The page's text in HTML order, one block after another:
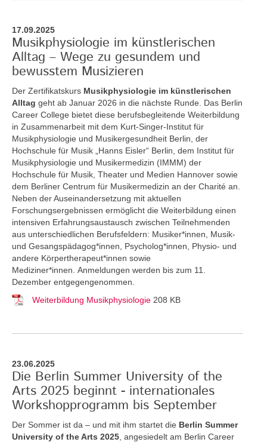
17.09.2025
Musikphysiologie im künstlerischen
Alltag – Wege zu gesundem und
bewusstem Musizieren
Der Zertifikatskurs Musikphysiologie im künstlerischen
Alltag geht ab Januar 2026 in die nächste Runde. Das Berlin
Career College bietet diese berufsbegleitende Weiterbildung
in Zusammenarbeit mit dem Kurt-Singer-Institut für
Musikphysiologie und Musikergesundheit Berlin, der
Hochschule für Musik „Hanns Eisler“ Berlin, dem Institut für
Musikphysiologie und Musikermedizin (IMMM) der
Hochschule für Musik, Theater und Medien Hannover sowie
dem Berliner Centrum für Musikermedizin an der Charité an.
Neben der Auseinandersetzung mit aktuellen
Forschungsergebnissen ermöglicht die Weiterbildung einen
intensiven Erfahrungsaustausch zwischen Teilnehmenden
aus unterschiedlichen Berufsfeldern: Musiker*innen, Musik-
und Gesangspädagog*innen, Psycholog*innen, Physio- und
andere Körpertherapeut*innen sowie
Mediziner*innen. Anmeldungen werden bis zum 11.
Dezember entgegengenommen.
Weiterbildung Musikphysiologie 208 KB
23.06.2025
Die Berlin Summer University of the
Arts 2025 beginnt - internationales
Workshopprogramm bis September
Der Sommer ist da – und mit ihm startet die Berlin Summer
University of the Arts 2025 , angesiedelt am Berlin Career